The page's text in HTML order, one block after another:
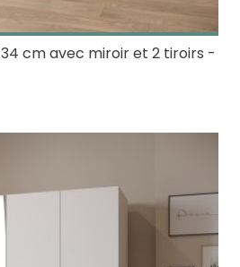
cm avec miroir et 2 tiroirs -